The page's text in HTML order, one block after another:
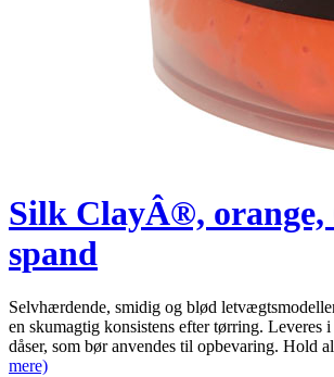
Silk ClayÂ®, orange,
spand
Selvhærdende, smidig og blød
en skumagtig konsistens efter tørring. Leveres
dåser, som bør anvendes til opbevaring. Hold
mere)